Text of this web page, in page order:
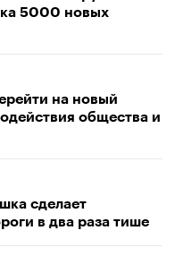
5000 новых
на новый
общества и
сделает
в два раза тише